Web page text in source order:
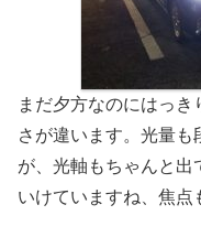
まだ夕方なのにはっ
さが違います。光量も
が、光軸もちゃんと
いけていますね、焦点